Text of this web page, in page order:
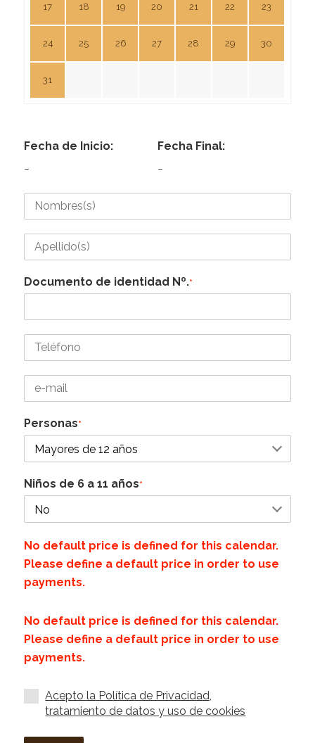
17 18 19 20 21 22 23
24 25 26 27 28 29 30
31
Fecha de Inicio:
-
Fecha Final:
-
Documento de identidad Nº.*
Personas*
Niños de 6 a 11 años*
No default price is defined for this calendar.
Please define a default price in order to use
payments.
No default price is defined for this calendar.
Please define a default price in order to use
payments.
Acepto la Política de Privacidad,
tratamiento de datos y uso de cookies